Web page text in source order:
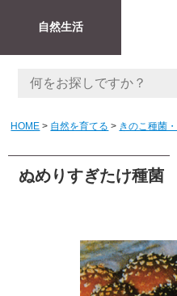
自然生活
HOME 自然を育てる きのこ種菌
ぬめりすぎたけ種菌